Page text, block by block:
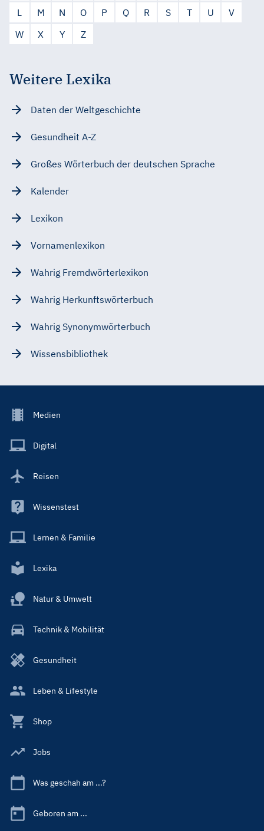
L
M N O P Q R S T U
V
W
X Y Z
Weitere Lexika
Daten der Weltgeschichte
Gesundheit A-Z
Großes Wörterbuch der deutschen Sprache
Kalender
Lexikon
Vornamenlexikon
Wahrig Fremdwörterlexikon
Wahrig Herkunftswörterbuch
Wahrig Synonymwörterbuch
Wissensbibliothek
Footer
Main
Medien
Digital
Reisen
Wissenstest
Lernen & Familie
Lexika
Natur & Umwelt
Technik & Mobilität
Gesundheit
Leben & Lifestyle
Shop
Jobs
Was geschah am ...?
Geboren am ...